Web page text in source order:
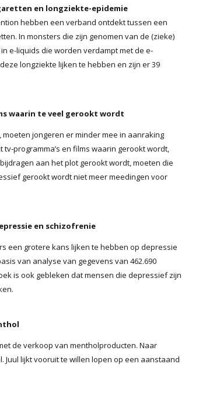
en longziekte-epidemie
hebben een verband ontdekt tussen een
In monsters die zijn genomen van de (zieke)
e-liquids die worden verdampt met de e-
longziekte lijken te hebben en zijn er 39
waarin te veel gerookt wordt
jongeren er minder mee in aanraking
programma’s en films waarin gerookt wordt,
aan het plot gerookt wordt, moeten die
gerookt wordt niet meer meedingen voor
en schizofrenie
een grotere kans lijken te hebben op depressie
van analyse van gegevens van 462.690
is ook gebleken dat mensen die depressief zijn
de verkoop van mentholproducten. Naar
Juul lijkt vooruit te willen lopen op een aanstaand